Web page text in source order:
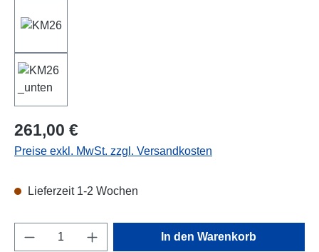
Regulärer Preis:
261,00 €
Preise exkl. MwSt. zzgl. Versandkosten
Lieferzeit 1-2 Wochen
Produkt Anzahl: Gib den gewünschten
In den Warenkorb